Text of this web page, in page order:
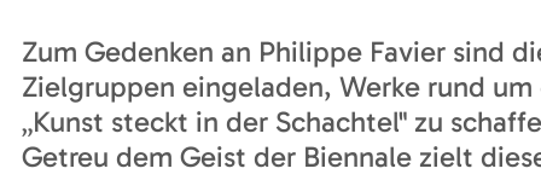
Zum Gedenken an Philippe Favier sind
Zielgruppen eingeladen, Werke rund um
„Kunst steckt in der Schachtel" zu
Getreu dem Geist der Biennale zielt